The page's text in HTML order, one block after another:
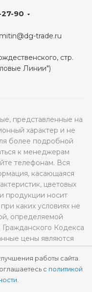
работы сайта.
с политикой
.
27-90
mitin@dg-trade.ru
стр.
Линии")
представленные на
характер и не
более подробной
к менеджерам
телефонам. Вся
касающаяся
цветовых
продукции носит
каких условиях не
определяемой
Кодекса
цены являются
цен.